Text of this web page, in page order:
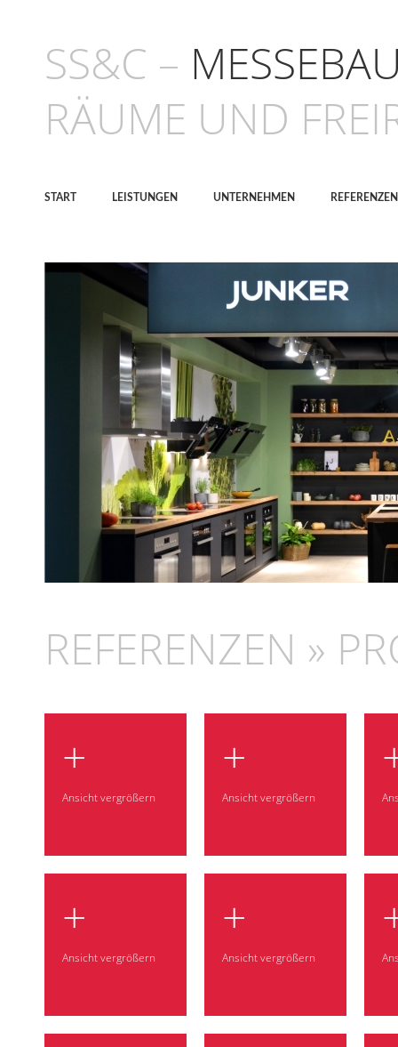
SS&C –
RÄUME UND
START LEISTUNGEN UNTERNEHMEN REFERENZEN
REFERENZEN »
+
Ansicht vergrößern
+
Ansicht vergrößern
+
Ansicht vergrößern
+
Ansicht vergrößern